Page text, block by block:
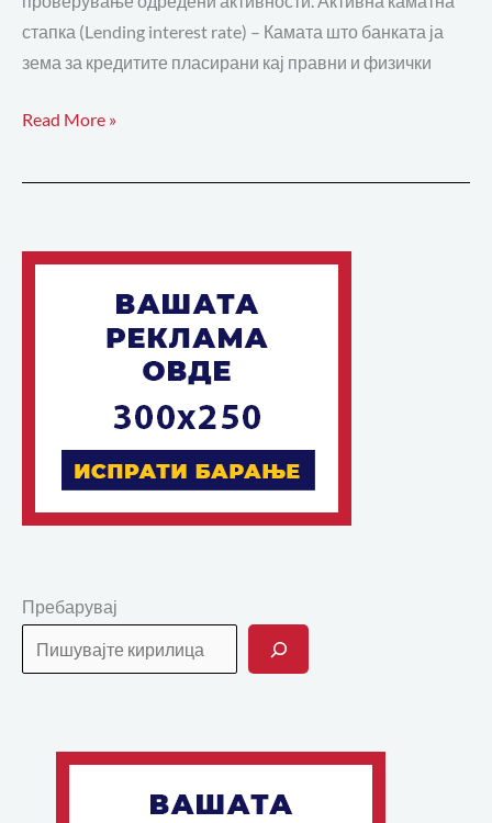
стапка (Lending interest rate) – Камата што банката ја
зема за кредитите пласирани кај правни и физички
Read More »
Пребарувај